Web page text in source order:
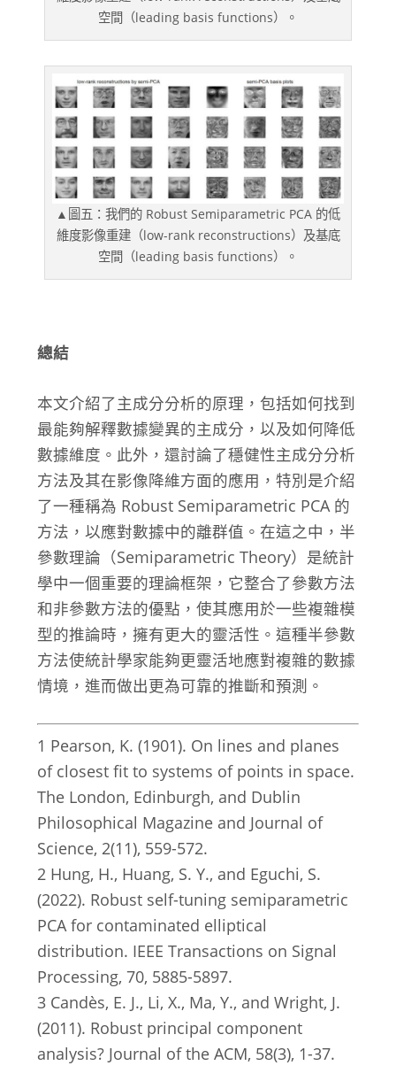
空間（leading basis functions）。
▲圖五：我們的 Robust Semiparametric PCA 的低
維度影像重建（low-rank reconstructions）及基底
空間（leading basis functions）。
總結
本文介紹了主成分分析的原理，包括如何找到
最能夠解釋數據變異的主成分，以及如何降低
數據維度。此外，還討論了穩健性主成分分析
方法及其在影像降維方面的應用，特別是介紹
了一種稱為 Robust Semiparametric PCA 的
方法，以應對數據中的離群值。在這之中，半
參數理論（Semiparametric Theory）是統計
學中一個重要的理論框架，它整合了參數方法
和非參數方法的優點，使其應用於一些複雜模
型的推論時，擁有更大的靈活性。這種半參數
方法使統計學家能夠更靈活地應對複雜的數據
情境，進而做出更為可靠的推斷和預測。
1 Pearson, K. (1901). On lines and planes
of closest fit to systems of points in space.
The London, Edinburgh, and Dublin
Philosophical Magazine and Journal of
Science, 2(11), 559-572.
2 Hung, H., Huang, S. Y., and Eguchi, S.
(2022). Robust self-tuning semiparametric
PCA for contaminated elliptical
distribution. IEEE Transactions on Signal
Processing, 70, 5885-5897.
3 Candès, E. J., Li, X., Ma, Y., and Wright, J.
(2011). Robust principal component
analysis? Journal of the ACM, 58(3), 1-37.